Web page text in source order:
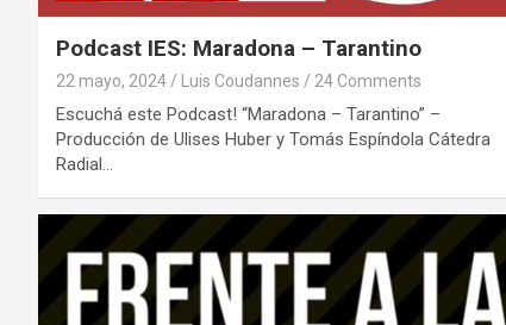
Podcast IES: Maradona – Tarantino
22 mayo, 2024 Luis Coudannes 24 Comments
Escuchá este Podcast! “Maradona – Tarantino” –
Producción de Ulises Huber y Tomás Espíndola Cátedra
Radial…